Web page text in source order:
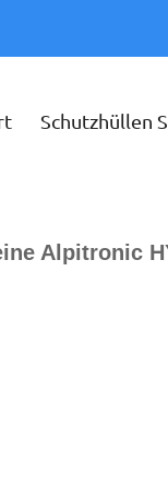
Schutzhüllen
Alpitronic